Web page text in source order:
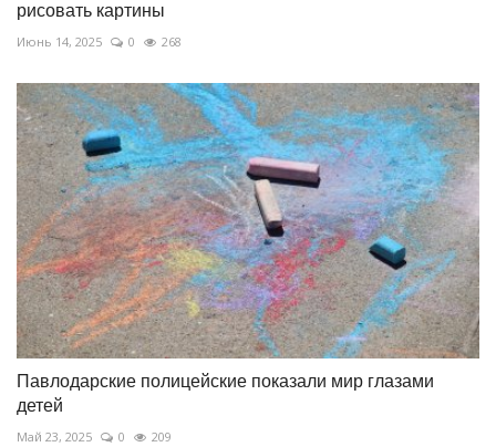
рисовать картины
Июнь 14, 2025 0 268
Павлодарские полицейские показали мир глазами
детей
Май 23, 2025 0 209